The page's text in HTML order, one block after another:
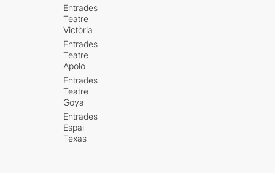
Entrades
Teatre
Victòria
Entrades
Teatre
Apolo
Entrades
Teatre
Goya
Entrades
Espai
Texas